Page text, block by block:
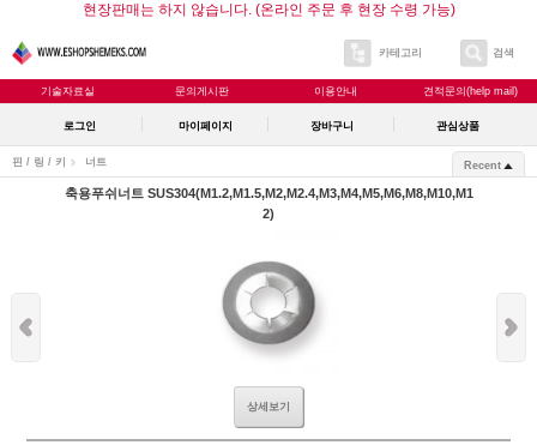
현장판매는 하지 않습니다. (온라인 주문 후 현장 수령 가능)
카테고리 검색
기술자료실 문의게시판 이용안내 견적문의(help mail)
로그인 마이페이지 장바구니 관심상품
핀 / 링 / 키 너트 Recent
축용푸쉬너트 SUS304(M1.2,M1.5,M2,M2.4,M3,M4,M5,M6,M8,M10,M1
2)
상세보기